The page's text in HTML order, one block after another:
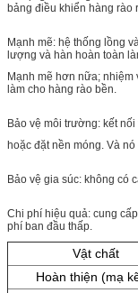
bảng điều khiển hàng rào
Mạnh mẽ: hệ thống lồng
lượng và hàn hoàn toàn
Mạnh mẽ hơn nữa; nhiệm
làm cho hàng rào bền.
Bảo vệ môi trường: kết
hoặc đặt nền móng. Và
Bảo vệ gia súc: không có
Chi phí hiệu quả: cung
phí ban đầu thấp.
Vật chất
Hoàn thiện (mạ